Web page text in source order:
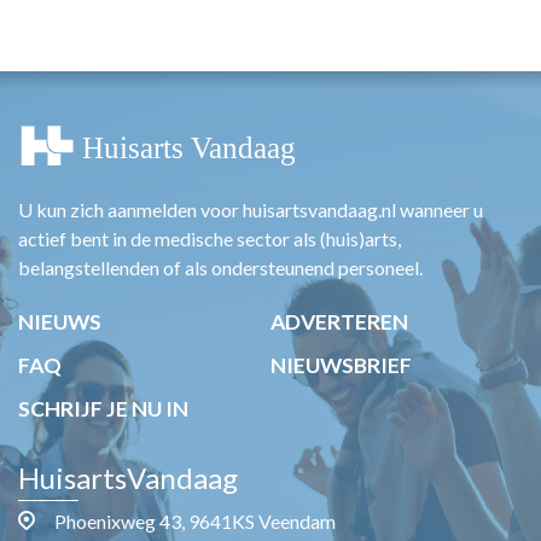
TARIEVEN
MEDISCHE VAKHANDEL
REGISTRATIE
U kun zich aanmelden voor huisartsvandaag.nl wanneer u
actief bent in de medische sector als (huis)arts,
belangstellenden of als ondersteunend personeel.
NIEUWS
ADVERTEREN
FAQ
NIEUWSBRIEF
SCHRIJF JE NU IN
HuisartsVandaag
Phoenixweg 43, 9641KS Veendam